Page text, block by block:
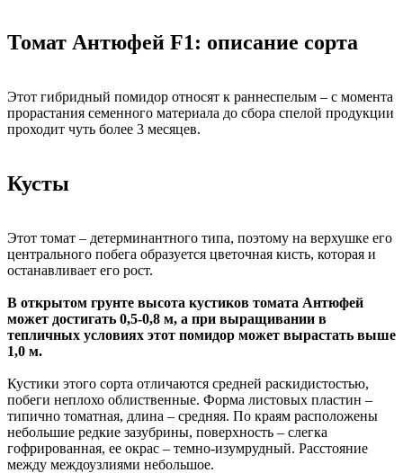
Томат Антюфей F1: описание сорта
Этот гибридный помидор относят к раннеспелым – с момента
прорастания семенного материала до сбора спелой продукции
проходит чуть более 3 месяцев.
Кусты
Этот томат – детерминантного типа, поэтому на верхушке его
центрального побега образуется цветочная кисть, которая и
останавливает его рост.
В открытом грунте высота кустиков томата Антюфей
может достигать 0,5-0,8 м, а при выращивании в
тепличных условиях этот помидор может вырастать выше
1,0 м.
Кустики этого сорта отличаются средней раскидистостью,
побеги неплохо облиственные. Форма листовых пластин –
типично томатная, длина – средняя. По краям расположены
небольшие редкие зазубрины, поверхность – слегка
гофрированная, ее окрас – темно-изумрудный. Расстояние
между междоузлиями небольшое.